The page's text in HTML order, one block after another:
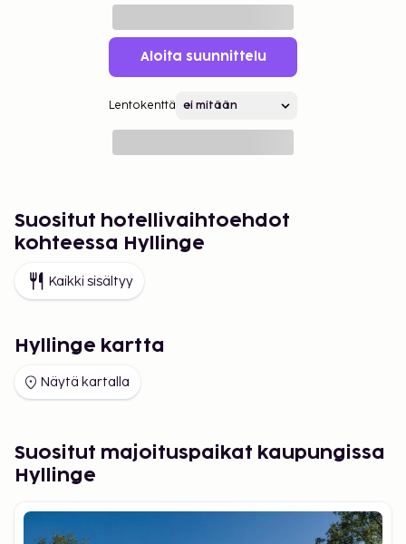
Aloita suunnittelu
Lentokenttä
Suositut hotellivaihtoehdot
kohteessa Hyllinge
Kaikki sisältyy
Hyllinge kartta
Näytä kartalla
Suositut majoituspaikat kaupungissa
Hyllinge